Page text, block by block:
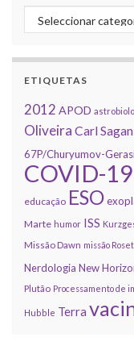
Categorias
ETIQUETAS
2012 APOD
Oliveira Carl Sagan
67P/Churyumov-
COVID-19
educação ESO
Marte humor ISS
Missão Dawn missão
Nerdologia New
Plutão Processamento de
Hubble Terra